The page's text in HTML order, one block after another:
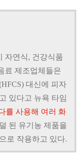
자연식, 건강식품
료 제조업체들은
대신에 피자
있다고 뉴욕 타임
를 사용해 여러 화
된 유기농 제품을
로 작용하고 있다.